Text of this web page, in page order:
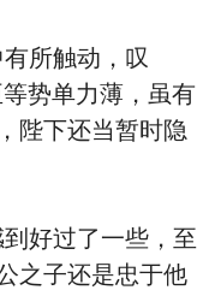
所触动，叹
势单力薄，虽有
陛下还当暂时隐
好过了一些，至
之子还是忠于他